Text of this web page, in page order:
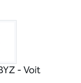
- Voit